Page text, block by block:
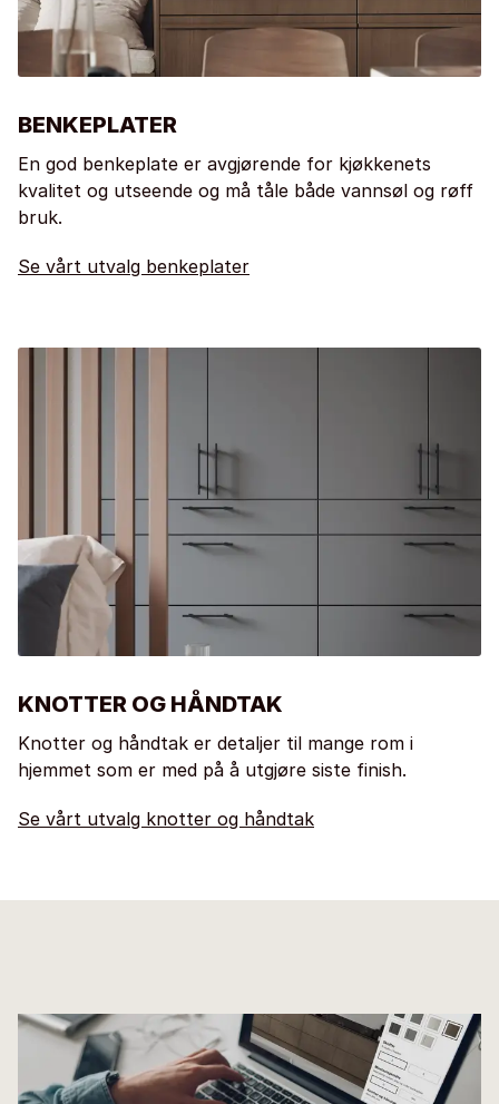
BENKEPLATER
En god benkeplate er avgjørende for kjøkkenets
kvalitet og utseende og må tåle både vannsøl og røff
bruk.
Se vårt utvalg benkeplater
KNOTTER OG HÅNDTAK
Knotter og håndtak er detaljer til mange rom i
hjemmet som er med på å utgjøre siste finish.
Se vårt utvalg knotter og håndtak